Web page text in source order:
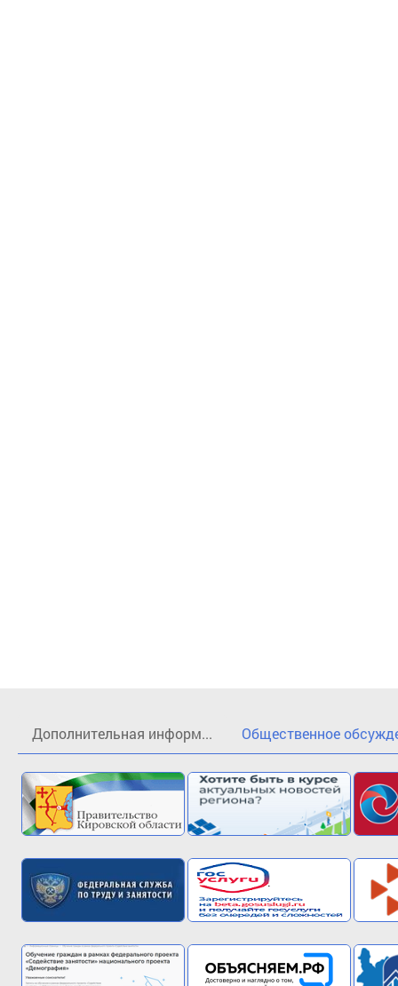
Дополнительная информ... Общественное